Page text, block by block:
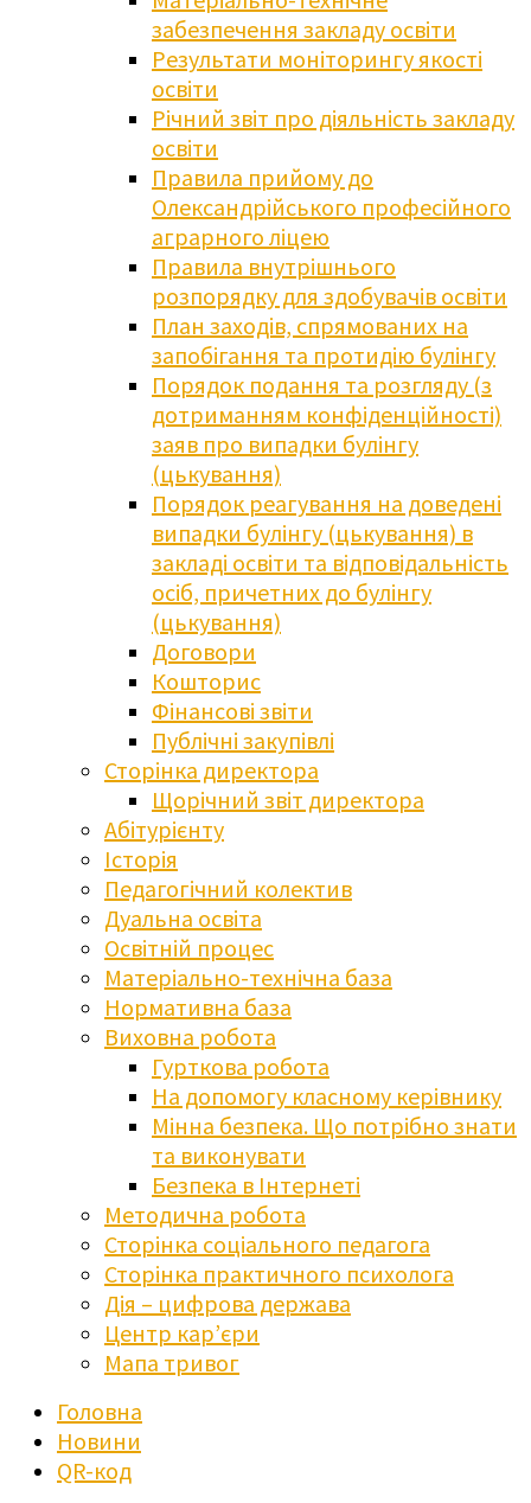
забезпечення закладу освіти
Результати моніторингу якості
освіти
Річний звіт про діяльність закладу
освіти
Правила прийому до
Олександрійського професійного
аграрного ліцею
Правила внутрішнього
розпорядку для здобувачів освіти
План заходів, спрямованих на
запобігання та протидію булінгу
Порядок подання та розгляду (з
дотриманням конфіденційності)
заяв про випадки булінгу
(цькування)
Порядок реагування на доведені
випадки булінгу (цькування) в
закладі освіти та відповідальність
осіб, причетних до булінгу
(цькування)
Договори
Кошторис
Фінансові звіти
Публічні закупівлі
Сторінка директора
Щорічний звіт директора
Абітурієнту
Історія
Педагогічний колектив
Дуальна освіта
Освітній процес
Матеріально-технічна база
Нормативна база
Виховна робота
Гурткова робота
На допомогу класному керівнику
Мінна безпека. Що потрібно знати
та виконувати
Безпека в Інтернеті
Методична робота
Сторінка соціального педагога
Сторінка практичного психолога
Дія – цифрова держава
Центр кар’єри
Мапа тривог
Головна
Новини
QR-код